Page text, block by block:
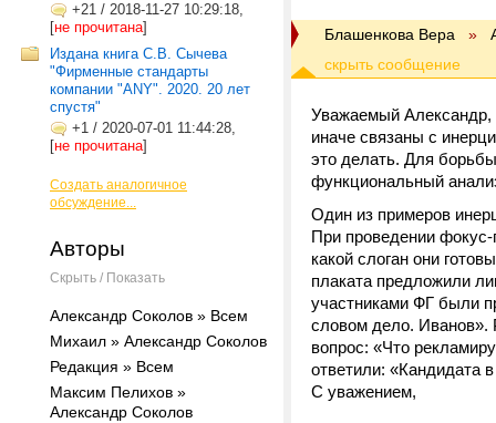
+21 / 2018-11-27 10:29:18,
[не прочитана]
Издана книга С.В. Сычева
"Фирменные стандарты
компании "ANY". 2020. 20 лет
спустя"
+1 / 2020-07-01 11:44:28,
[не прочитана]
Создать аналогичное
обсуждение...
Авторы
Скрыть / Показать
Александр Соколов » Всем
Михаил » Александр Соколов
Редакция » Всем
Максим Пелихов »
Александр Соколов
Блашенкова Вера »
Уважаемый Александр,
иначе связаны с
это делать. Для
функциональный
Один из примеров
При проведении фокус-
какой слоган они
плаката предложили
участниками ФГ были
словом дело. Иванов».
вопрос: «Что
ответили: «Кандидата
С уважением,